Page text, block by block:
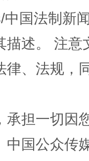
国法制新
描述。 注
律、法规，
承担一切因
中国公众传